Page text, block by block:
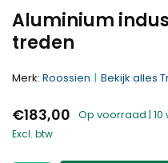
Aluminium
treden
Merk: Roossien Bekijk alles
€183,00 Op voorraad |
Excl. btw